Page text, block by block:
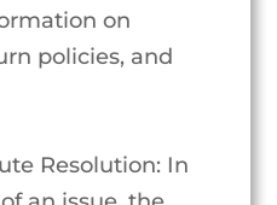
on
policies, and
Resolution: In